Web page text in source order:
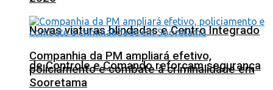
Novas viaturas blindadas e Centro Integrado
de Controle e Comando reforçam segurança
Companhia da PM ampliará efetivo,
policiamento e combate à criminalidade em
Sooretama